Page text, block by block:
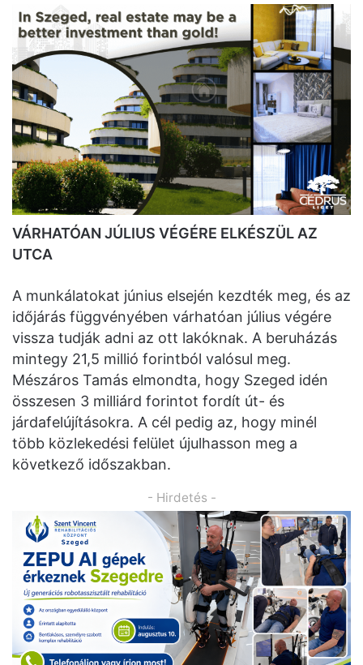
VÁRHATÓAN JÚLIUS VÉGÉRE ELKÉSZÜL AZ
UTCA
A munkálatokat június elsején kezdték meg, és az
időjárás függvényében várhatóan július végére
vissza tudják adni az ott lakóknak. A beruházás
mintegy 21,5 millió forintból valósul meg.
Mészáros Tamás elmondta, hogy Szeged idén
összesen 3 milliárd forintot fordít út- és
járdafelújításokra. A cél pedig az, hogy minél
több közlekedési felület újulhasson meg a
következő időszakban.
- Hirdetés -